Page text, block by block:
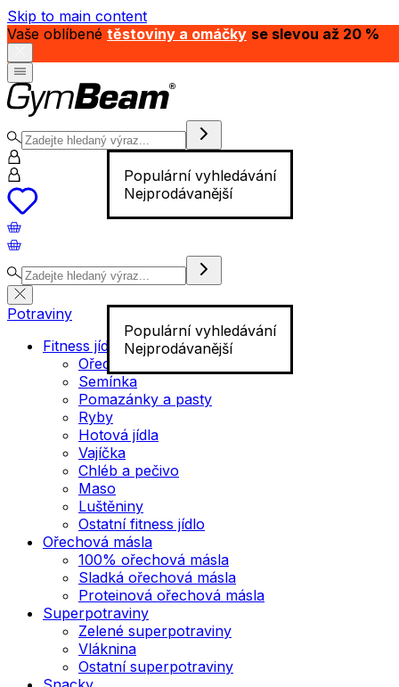
Skip to main content
Vaše oblíbené těstoviny a omáčky se slevou až 20 %
Populární vyhledávání
Nejprodávanější
Populární vyhledávání
Nejprodávanější
Potraviny
Fitness jídlo
Ořechy
Semínka
Pomazánky a pasty
Ryby
Hotová jídla
Vajíčka
Chléb a pečivo
Maso
Luštěniny
Ostatní fitness jídlo
Ořechová másla
100% ořechová másla
Sladká ořechová másla
Proteinová ořechová másla
Superpotraviny
Zelené superpotraviny
Vláknina
Ostatní superpotraviny